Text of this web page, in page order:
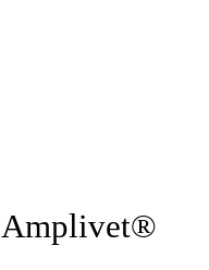
Amplivet®